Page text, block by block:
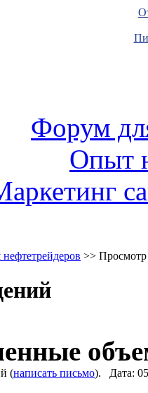
Форум
Опыт
>>
(написать письмо). Дата: